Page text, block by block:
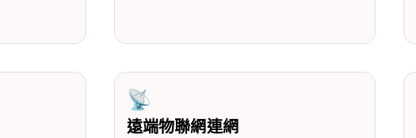
📡
遠端物聯網連網